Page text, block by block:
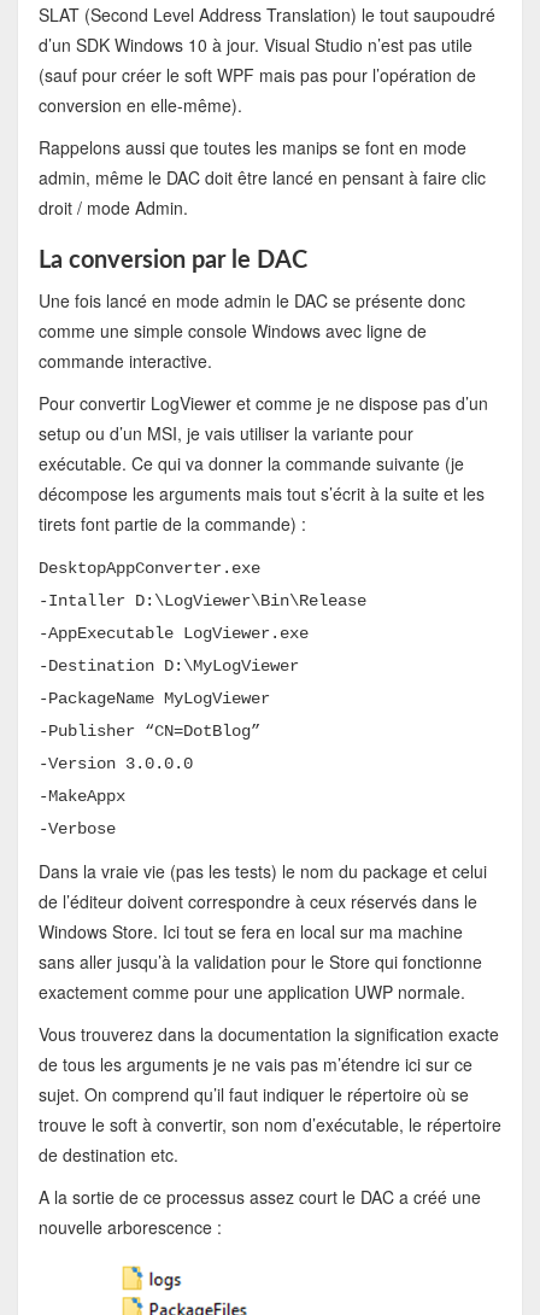
SLAT (Second Level Address Translation) le tout saupoudré
d’un SDK Windows 10 à jour. Visual Studio n’est pas utile
(sauf pour créer le soft WPF mais pas pour l’opération de
conversion en elle-même).
Rappelons aussi que toutes les manips se font en mode
admin, même le DAC doit être lancé en pensant à faire clic
droit / mode Admin.
La conversion par le DAC
Une fois lancé en mode admin le DAC se présente donc
comme une simple console Windows avec ligne de
commande interactive.
Pour convertir LogViewer et comme je ne dispose pas d’un
setup ou d’un MSI, je vais utiliser la variante pour
exécutable. Ce qui va donner la commande suivante (je
décompose les arguments mais tout s’écrit à la suite et les
tirets font partie de la commande) :
DesktopAppConverter.exe
-Intaller D:\LogViewer\Bin\Release
-AppExecutable LogViewer.exe
-Destination D:\MyLogViewer
-PackageName MyLogViewer
-Publisher “CN=DotBlog”
-Version 3.0.0.0
-MakeAppx
-Verbose
Dans la vraie vie (pas les tests) le nom du package et celui
de l’éditeur doivent correspondre à ceux réservés dans le
Windows Store. Ici tout se fera en local sur ma machine
sans aller jusqu’à la validation pour le Store qui fonctionne
exactement comme pour une application UWP normale.
Vous trouverez dans la documentation la signification exacte
de tous les arguments je ne vais pas m’étendre ici sur ce
sujet. On comprend qu’il faut indiquer le répertoire où se
trouve le soft à convertir, son nom d’exécutable, le répertoire
de destination etc.
A la sortie de ce processus assez court le DAC a créé une
nouvelle arborescence :